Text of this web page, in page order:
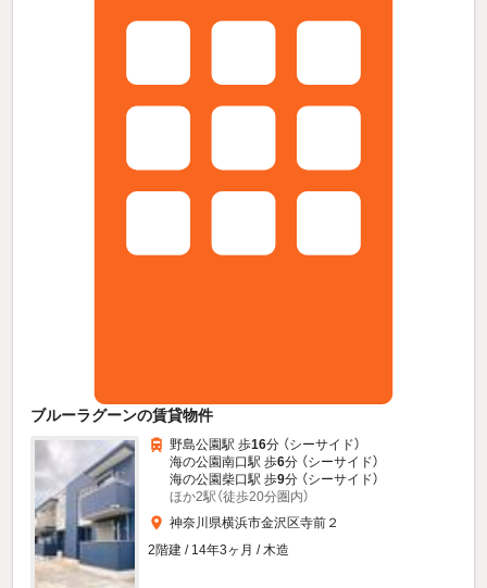
ブルーラグーンの賃貸物件
野島公園駅 歩16分 （シーサイド）
海の公園南口駅 歩6分 （シーサイド）
海の公園柴口駅 歩9分 （シーサイド）
ほか2駅（徒歩20分圏内）
神奈川県横浜市金沢区寺前２
2階建 / 14年3ヶ月 / 木造